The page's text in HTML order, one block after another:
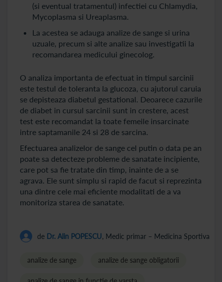
(si eventual tratamentul) infectiei cu Chlamydia,
Mycoplasma si Ureaplasma.
La acestea se adauga analize de sange si urina
uzuale, precum si alte analize sau investigatii la
recomandarea medicului ginecolog.
O analiza importanta de efectuat in timpul sarcinii
este testul de toleranta la glucoza, cu ajutorul caruia
se depisteaza diabetul gestational. Deoarece cazurile
de diabet in cursul sarcinii sunt in crestere, acest
test este recomandat la toate femeile insarcinate
intre saptamanile 24 si 28 de sarcina.
Efectuarea analizelor de sange cel putin o data pe an
poate sa detecteze probleme de sanatate incipiente,
care pot sa fie tratate din timp, inainte de a se
agrava. Ele sunt simplu si rapid de facut si reprezinta
una dintre cele mai eficiente modalitati de a va
monitoriza starea de sanatate.
de Dr. Alin POPESCU, Medic primar – Medicina Sportiva
analize de sange analize de sange obligatorii